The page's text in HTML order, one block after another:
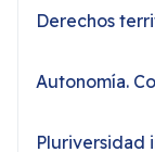
Derechos
Autonomía.
Pluriversidad